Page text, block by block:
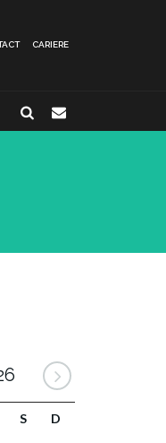
CARIERE
S D